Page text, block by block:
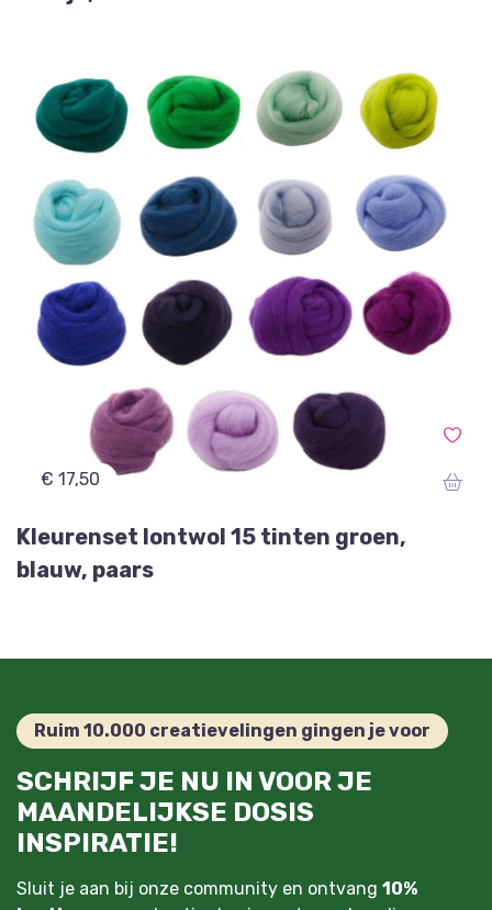
€ 17,50
Kleurenset lontwol 15 tinten groen,
blauw, paars
Ruim 10.000 creatievelingen gingen je voor
SCHRIJF JE NU IN VOOR JE
MAANDELIJKSE DOSIS
INSPIRATIE!
Sluit je aan bij onze community en ontvang 10%